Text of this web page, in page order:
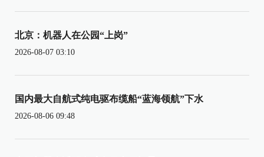
北京：机器人在公园“上岗”
2026-08-07 03:10
国内最大自航式纯电驱布缆船“蓝海领航”下水
2026-08-06 09:48